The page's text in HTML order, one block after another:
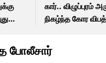
கார்.. விழுப்புரம்
நிகழ்ந்த கோர
மரணம்!
போலீசார்